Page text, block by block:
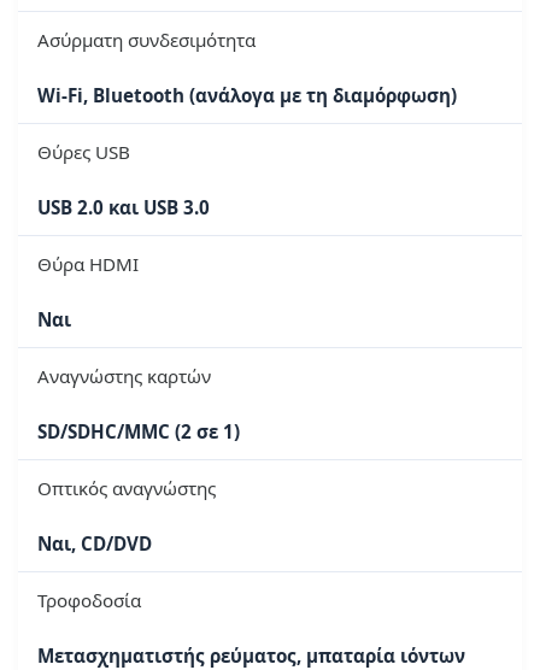
Ασύρματη συνδεσιμότητα
Wi-Fi, Bluetooth (ανάλογα με τη διαμόρφωση)
Θύρες USB
USB 2.0 και USB 3.0
Θύρα HDMI
Ναι
Αναγνώστης καρτών
SD/SDHC/MMC (2 σε 1)
Οπτικός αναγνώστης
Ναι, CD/DVD
Τροφοδοσία
Μετασχηματιστής ρεύματος, μπαταρία ιόντων